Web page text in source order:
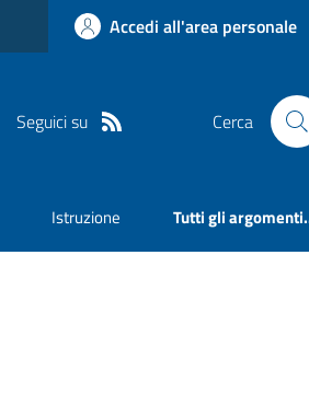
Accedi all'area personale
Seguici su Cerca
Istruzione Tutti gli